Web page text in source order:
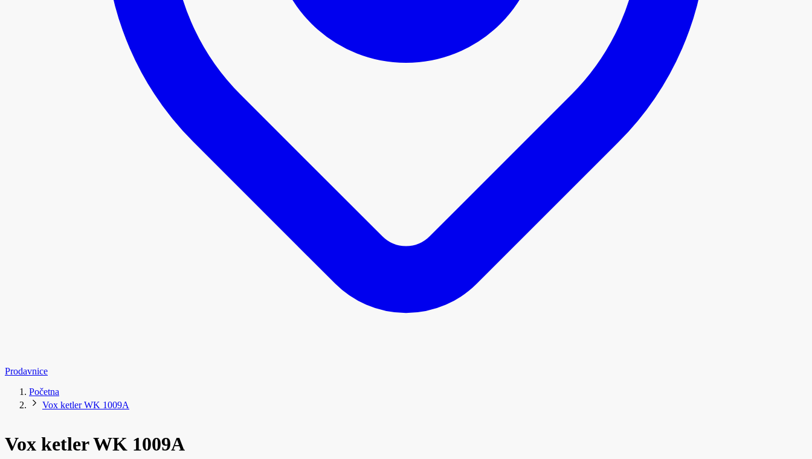
Prodavnice
Početna
Vox ketler WK 1009A
Vox ketler WK 1009A